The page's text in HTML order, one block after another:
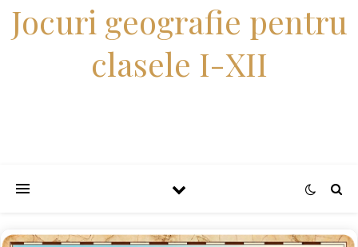
Jocuri geografie pentru
clasele I-XII